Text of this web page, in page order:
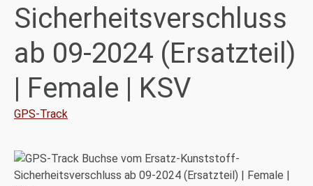
Sicherheitsverschluss
ab 09-2024 (Ersatzteil)
| Female | KSV
GPS-Track
Bildergalerie überspringen